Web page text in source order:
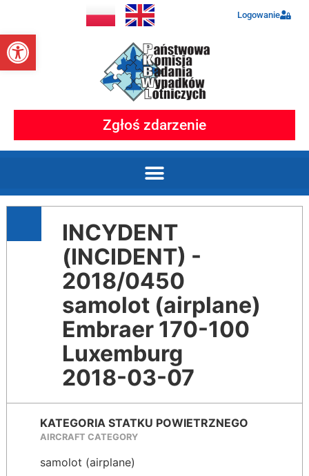
Otwórz pasek narzędzi
Logowanie
Zgłoś zdarzenie
INCYDENT
(INCIDENT) -
2018/0450
samolot (airplane)
Embraer 170-100
Luxemburg
2018-03-07
KATEGORIA STATKU POWIETRZNEGO
AIRCRAFT CATEGORY
samolot (airplane)